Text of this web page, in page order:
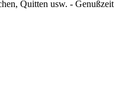
Quitten usw. - Genußzeit